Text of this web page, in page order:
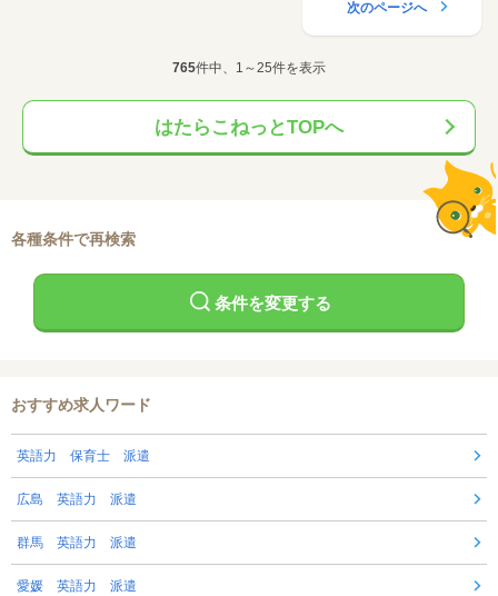
次のページへ
765件中、1～25件を表示
はたらこねっとTOPへ
各種条件で再検索
条件を変更する
おすすめ求人ワード
英語力 保育士 派遣
広島 英語力 派遣
群馬 英語力 派遣
愛媛 英語力 派遣